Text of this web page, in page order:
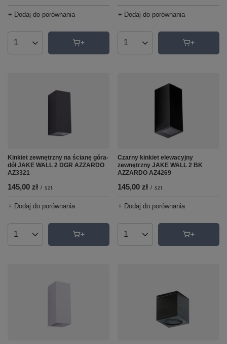
+ Dodaj do porównania
Ilość produktów
+ Dodaj do porównania
Ilość produktów
Kinkiet zewnętrzny na ścianę góra-
dół JAKE WALL 2 DGR AZZARDO
AZ3321
145,00 zł / szt.
+ Dodaj do porównania
Ilość produktów
Czarny kinkiet elewacyjny
zewnętrzny JAKE WALL 2 BK
AZZARDO AZ4269
145,00 zł / szt.
+ Dodaj do porównania
Ilość produktów